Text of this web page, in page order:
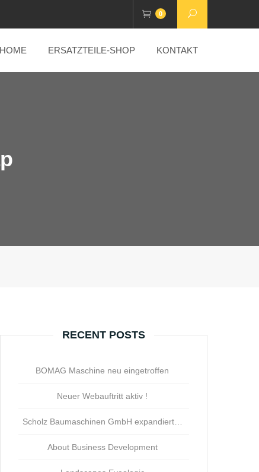
0
HOME ERSATZTEILE-SHOP KONTAKT
RECENT POSTS
BOMAG Maschine neu eingetroffen
Neuer Webauftritt aktiv !
Scholz Baumaschinen GmbH expandiert…
About Business Development